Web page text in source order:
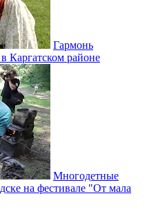
Гармонь
Каргатском районе
Многодетные
на фестивале "От мала